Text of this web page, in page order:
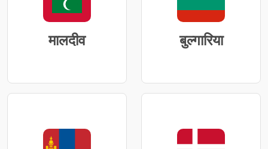
मालदीव बुल्गारिया